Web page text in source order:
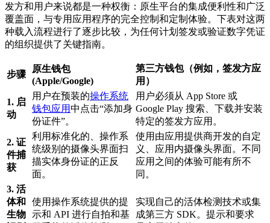
发方和用户来说都是一种权衡：原生平台的集成便利性和广泛
覆盖面，与专用应用程序的完全控制和定制体验。下表对这两
种载入流程进行了逐步比较，为任何计划签发或验证数字凭证
的组织提供了关键指南。
步骤
原生钱包
(Apple/Google)
第三方钱包（例如，签发方应
用）
1. 启
动
用户在预装的操作系统
钱包应用中点击“添加身
份证件”。
用户必须从 App Store 或
Google Play 搜索、下载并安装
特定的签发方应用。
2. 证
件捕
获
利用标准化的、操作系
统级别的摄像头界面扫
描实体身份证的正反
面。
使用由应用提供商开发的自定
义、应用内摄像头界面。不同
应用之间的体验可能有所不
同。
3. 活
体和
生物
使用操作系统提供的提
示和 API 进行自拍和基
实现自己的活体检测技术或集
成第三方 SDK。提示和要求